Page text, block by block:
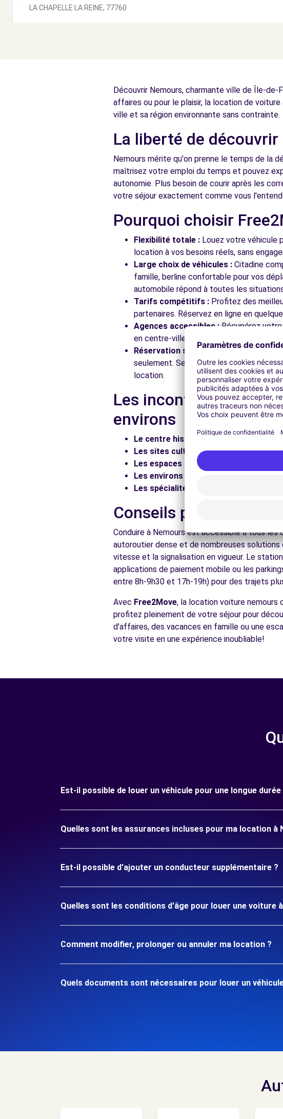
LA CHAPELLE LA REINE, 77760
LA CHAPELLE-LA-REINE, 77760Découvrir Nemours, charmante ville de Île-
affaires ou pour le plaisir, la location de voiture
ville et sa région environnante sans contrainte.
La liberté de
Nemours mérite qu'on prenne le temps de la
maîtrisez votre emploi du temps et pouvez
autonomie. Plus besoin de courir après les
votre séjour exactement comme vous
Pourquoi choisir
Flexibilité totale : Louez votre véhicule
location à vos besoins réels, sans
Large choix de véhicules : Citadine
famille, berline confortable pour vos
automobile répond à toutes les
Tarifs compétitifs : Profitez des
partenaires. Réservez en ligne en
Agences accessibles : Récupérez
en centre-ville, en gare ou près des
Réservation simplifiée :Notre
seulement. Service client disponible
location.
Les incontournables à
environs
Le centre historique :
Flânez dans les
Les sites culturels :Visitez les musées
Les espaces naturels :
Profitez des
Les environs :
Explorez les châteaux,
Les spécialités locales :
Découvrez la
Conseils pratiques
Conduire à Nemours est accessible à tous les
autoroutier dense et de nombreuses
vitesse et la signalisation en vigueur. Le
applications de paiement mobile ou les
entre 8h-9h30 et 17h-19h) pour des trajets
Avec Free2Move, la location voiture nemours
profitez pleinement de votre séjour pour
d'affaires, des vacances en famille ou une
votre visite en une expérience inoubliable!
Est-il possible de louer un véhicule pour une longue durée
Quelles sont les assurances incluses pour ma location à
Est-il possible d'ajouter un conducteur supplémentaire ?
Quelles sont les conditions d'âge pour louer une voiture
Comment modifier, prolonger ou annuler ma location ?
Quels documents sont nécessaires pour louer un